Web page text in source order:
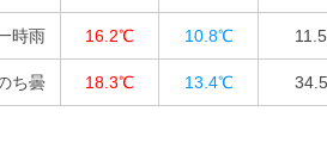
時雨 16.2℃ 10.8℃ 11.5
ち曇 18.3℃ 13.4℃ 34.5